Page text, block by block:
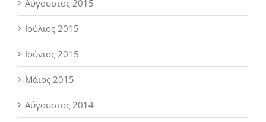
Αύγουστος 2015
Ιούλιος 2015
Ιούνιος 2015
Μάιος 2015
Αύγουστος 2014